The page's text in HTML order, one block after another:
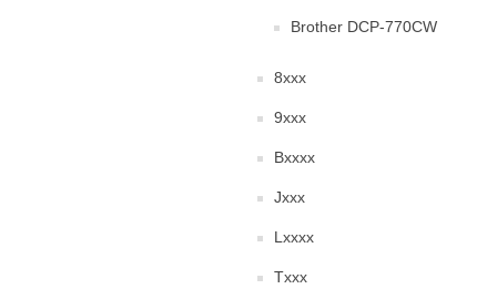
Brother DCP-770CW
8xxx
9xxx
Bxxxx
Jxxx
Lxxxx
Txxx